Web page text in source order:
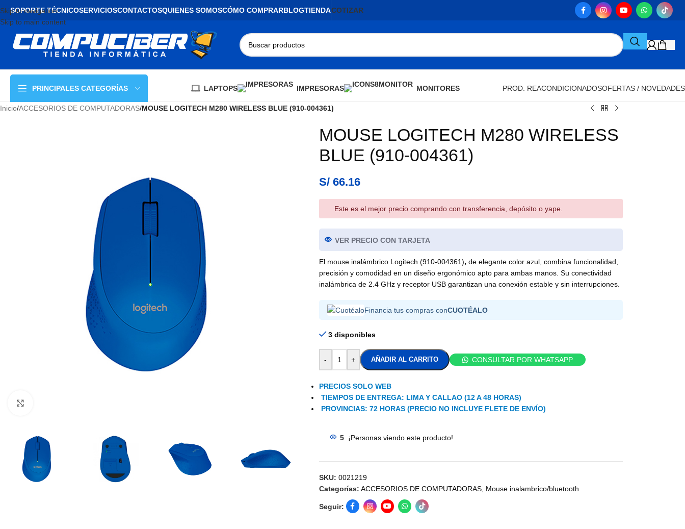
Skip to navigation
Skip to main content
SOPORTE TÉCNICOSERVICIOSCONTACTOSQUIENES SOMOSCÓMO COMPRARBLOGTIENDACOTIZAR
PRINCIPALES CATEGORÍAS LAPTOPS IMPRESORAS MONITORES PROD. REACONDICIONADOSOFERTAS / NOVEDADES
Inicio/ACCESORIOS DE COMPUTADORAS/MOUSE LOGITECH M280 WIRELESS BLUE (910-004361)
MOUSE LOGITECH M280 WIRELESS
BLUE (910-004361)
S/66.16
Este es el mejor precio comprando con transferencia, depósito o yape.
VER PRECIO CON TARJETA
El mouse inalámbrico Logitech (910-004361), de elegante color azul, combina funcionalidad,
precisión y comodidad en un diseño ergonómico apto para ambas manos. Su conectividad
inalámbrica de 2.4 GHz y receptor USB garantizan una conexión estable y sin interrupciones.
Financia tus compras conCUOTÉALO
3 disponibles
- + AÑADIR AL CARRITO CONSULTAR POR WHATSAPP
PRECIOS SOLO WEB
TIEMPOS DE ENTREGA: LIMA Y CALLAO (12 A 48 HORAS)
PROVINCIAS: 72 HORAS (PRECIO NO INCLUYE FLETE DE ENVÍO)
5 ¡Personas viendo este producto!
SKU: 0021219
Categorías: ACCESORIOS DE COMPUTADORAS, Mouse inalambrico/bluetooth
Seguir: